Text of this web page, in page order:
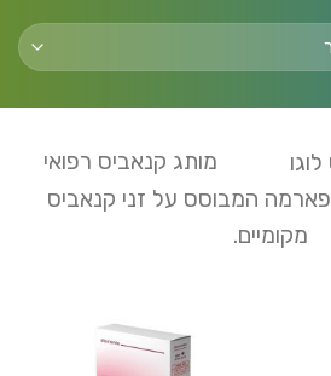
מותג קנאביס רפואי
מבית חברת BOL פארמה המבוסס על זני קנאביס
מקומיים.